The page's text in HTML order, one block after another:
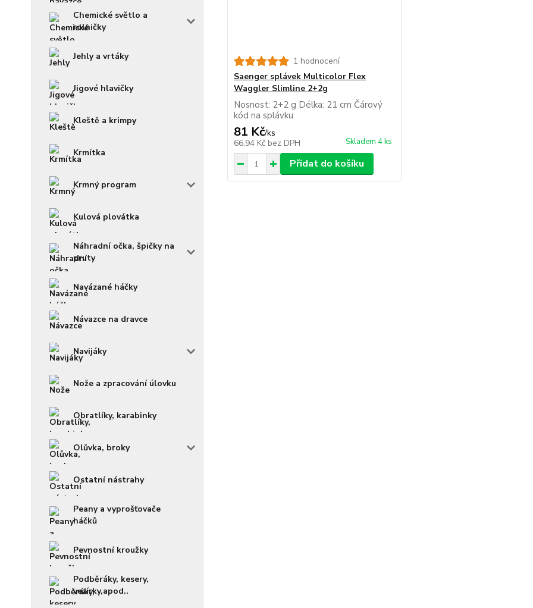
Chemické světlo a
rolničky
Jehly a vrtáky
Jigové hlavičky
Kleště a krimpy
Krmítka
Krmný program
Kulová plovátka
Náhradní očka, špičky na
pruty
Navázané háčky
Návazce na dravce
Navijáky
Nože a zpracování úlovku
Obratlíky, karabinky
Olůvka, broky
Ostatní nástrahy
Peany a vyprošťovače
háčků
Pevnostní kroužky
Podběráky, kesery,
vezírky,apod..
1 hodnocení
Saenger splávek Multicolor Flex
Waggler Slimline 2+2g
Nosnost: 2+2 g Délka: 21 cm Čárový
kód na splávku
81 Kč/ks
66,94 Kč bez DPH Skladem 4 ks
Přidat do košíku